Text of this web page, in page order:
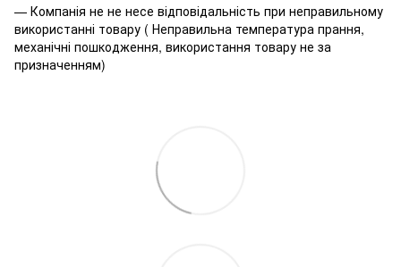
— Компанія не не несе відповідальність при неправильному
використанні товару ( Неправильна температура прання,
механічні пошкодження, використання товару не за
призначенням)